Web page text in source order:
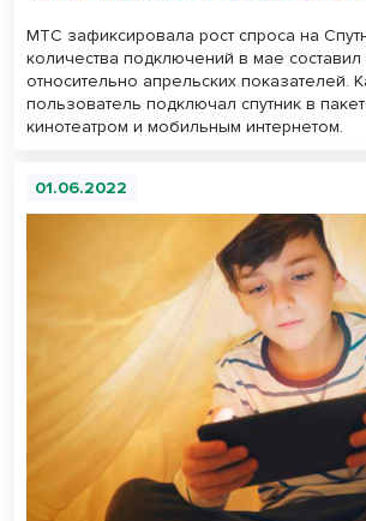
МТС зафиксировала рост спроса на
количества подключений в мае составил
относительно апрельских показателей.
пользователь подключал спутник в
кинотеатром и мобильным интернетом.
01.06.2022